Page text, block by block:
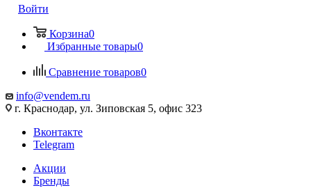
Войти
Корзина0
Избранные товары0
Сравнение товаров0
info@vendem.ru
г. Краснодар, ул. Зиповская 5, офис 323
Вконтакте
Telegram
Акции
Бренды